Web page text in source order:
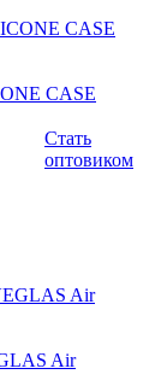
CASE
Стать
оптовиком
Air